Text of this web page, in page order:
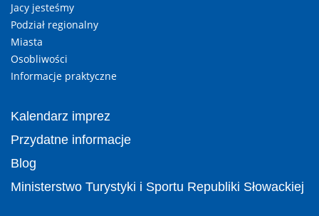
Jacy jesteśmy
Podział regionalny
Miasta
Osobliwości
Informacje praktyczne
Kalendarz imprez
Przydatne informacje
Blog
Ministerstwo Turystyki i Sportu Republiki Słowackiej